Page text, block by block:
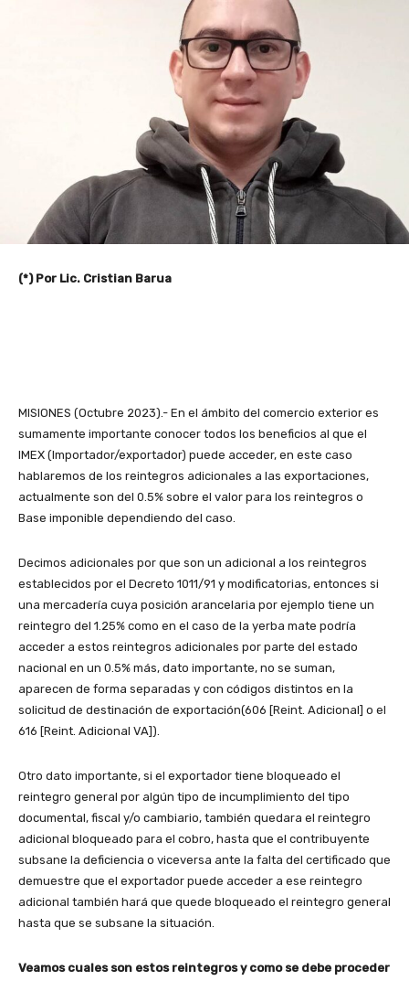
(*) Por Lic. Cristian Barua
MISIONES (Octubre 2023).- En el ámbito del comercio exterior es
sumamente importante conocer todos los beneficios al que el
IMEX (Importador/exportador) puede acceder, en este caso
hablaremos de los reintegros adicionales a las exportaciones,
actualmente son del 0.5% sobre el valor para los reintegros o
Base imponible dependiendo del caso.
Decimos adicionales por que son un adicional a los reintegros
establecidos por el Decreto 1011/91 y modificatorias, entonces si
una mercadería cuya posición arancelaria por ejemplo tiene un
reintegro del 1.25% como en el caso de la yerba mate podría
acceder a estos reintegros adicionales por parte del estado
nacional en un 0.5% más, dato importante, no se suman,
aparecen de forma separadas y con códigos distintos en la
solicitud de destinación de exportación(606 [Reint. Adicional] o el
616 [Reint. Adicional VA]).
Otro dato importante, si el exportador tiene bloqueado el
reintegro general por algún tipo de incumplimiento del tipo
documental, fiscal y/o cambiario, también quedara el reintegro
adicional bloqueado para el cobro, hasta que el contribuyente
subsane la deficiencia o viceversa ante la falta del certificado que
demuestre que el exportador puede acceder a ese reintegro
adicional también hará que quede bloqueado el reintegro general
hasta que se subsane la situación.
Veamos cuales son estos reintegros y como se debe proceder